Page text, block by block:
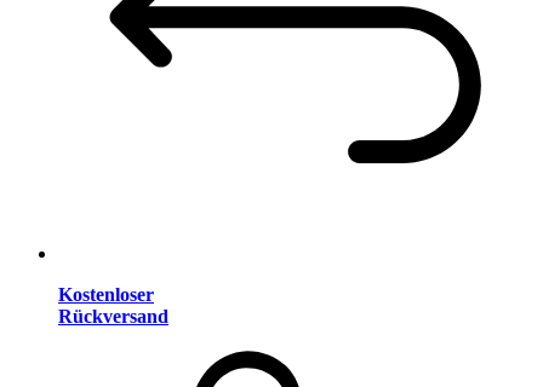
Kostenloser
Rückversand